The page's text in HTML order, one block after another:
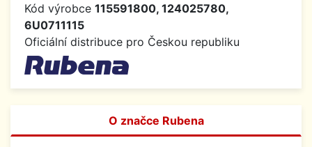
Kód výrobce 115591800, 124025780,
6U0711115
Oficiální distribuce pro Českou republiku
O značce Rubena